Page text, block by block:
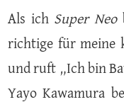
Als ich Super Neo
richtige für meine
und ruft „Ich bin
Yayo Kawamura